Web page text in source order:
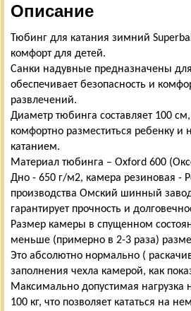
Описание
Тюбинг для катания зимний
комфорт для детей.
Санки надувные предназначены
обеспечивает безопасность и
развлечений.
Диаметр тюбинга составляет 100 см,
комфортно разместиться ребенку и
катанием.
Материал тюбинга – Oxford 600
Дно - 650 г/м2, камера резиновая -
производства Омский шинный
гарантирует прочность и
Размер камеры в спущенном
меньше (примерно в 2-3 раза)
Это абсолютно нормально (
заполнения чехла камерой, как
Максимально допустимая нагрузка
100 кг, что позволяет кататься на